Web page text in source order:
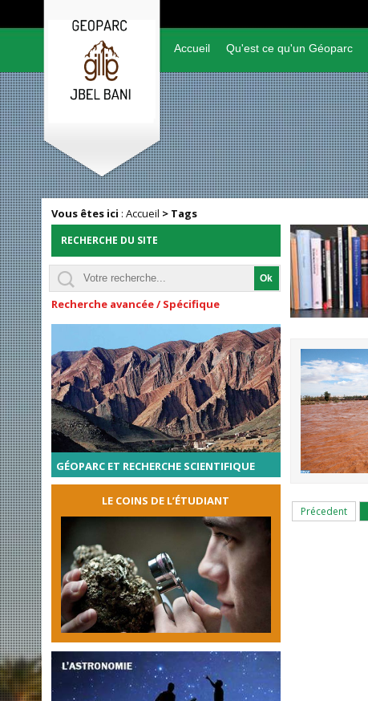
Accueil Qu'est ce qu'un Géoparc
Vous êtes ici :Accueil > Tags
Précedent
RECHERCHE DU SITE
Recherche avancée / Spécifique
GÉOPARC ET RECHERCHE SCIENTIFIQUE
LE COINS DE L’ÉTUDIANT